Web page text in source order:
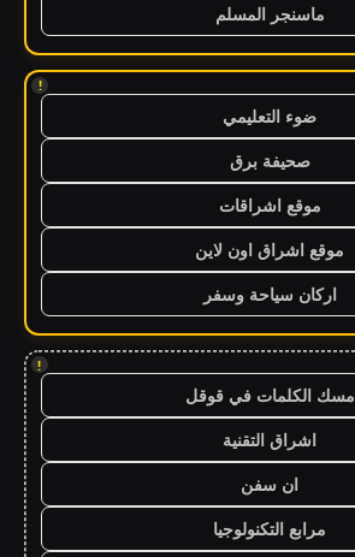
ماسنجر المسلم
!
ضوء التعليمي
صحيفة برق
موقع اشراقات
موقع اشراق اون لاين
اركان سياحة وسفر
!
مسك الكلمات في قوقل
اشراق التقنية
ان سفن
مرابع التكنولوجيا